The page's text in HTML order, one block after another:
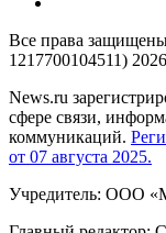
Все права
1217700104511)
News.ru
сфере связи,
коммуникаций.
от 07 августа 2025.
Учредитель: ООО